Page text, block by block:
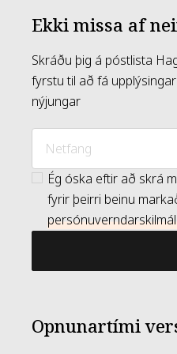
Ekki missa af
Skráðu þig á póstlista
fyrstu til að fá
nýjungar
Ég óska eftir að skrá
fyrir þeirri beinu
Opnunartími